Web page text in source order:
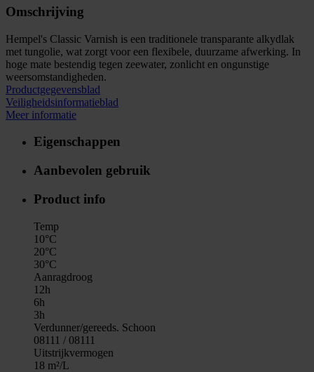
Omschrijving
Hempel's Classic Varnish is een traditionele transparante alkydlak
met tungolie, wat zorgt voor een flexibele, duurzame afwerking. In
hoge mate bestendig tegen zeewater, zonlicht en ongunstige
weersomstandigheden.
Productgegevensblad
Veiligheidsinformatieblad
Meer informatie
Eigenschappen
Aanbevolen gebruik
Product info
Temp
10°C
20°C
30°C
Aanragdroog
12h
6h
3h
Verdunner/gereeds. Schoon
08111 / 08111
Uitstrijkvermogen
18 m²/L